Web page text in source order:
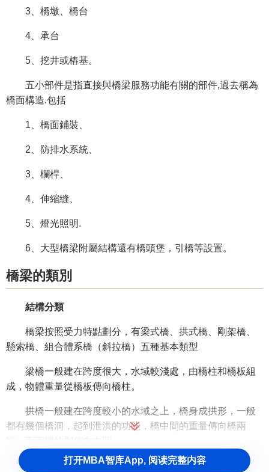
3、橋墩、橋台
4、承台
5、挖井或樁基。
五小部件是指直接與橋梁服務功能有關的部件,過去稱為
橋面構造.包括
1、橋面鋪裝、
2、防排水系統、
3、欄桿、
4、伸縮縫、
5、燈光照明.
6、大型橋梁附屬結構還有橋頭堡，引橋等設置。
橋梁的類別
結構分類
橋梁按照受力特點劃分，有梁式橋、拱式橋、剛架橋、
懸索橋、組合體系橋（斜拉橋）五種基本類型
梁橋一般建在跨度很大，水域較淺處，由橋柱和橋板組
成，物體重量從橋板傳向橋柱。
拱橋一般建在跨度較小的水域之上，橋身成拱形，一般
都有幾個橋洞，起到泄洪的功能，橋中間的重量傳向橋兩
懸橋是如今最實用的一種橋，橋可以建在跨度大、水深
打开MBA智库App, 阅读完整内容